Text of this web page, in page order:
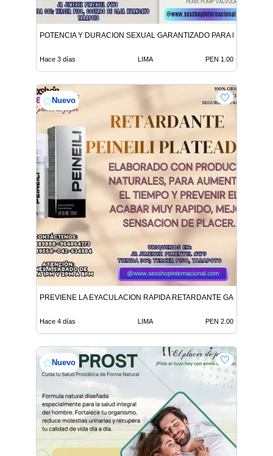
POTENCIA Y DURACION SEXUAL GARANTIZADO PARA HOMBRES
Hace 3 días LIMA PEN 1.00
Nuevo
PREVIENE LA EYACULACION RAPIDA RETARDANTE
Hace 4 días LIMA PEN 2.00
Nuevo